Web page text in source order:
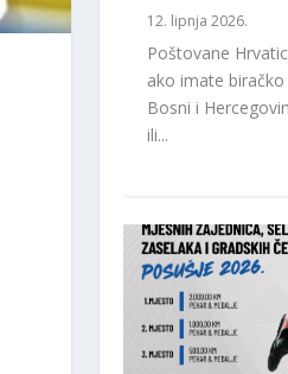
12. lipnja 2026.
Poštovane
ako imate
Bosni i
ili...